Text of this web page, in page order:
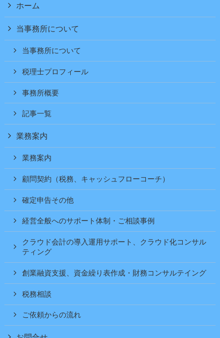
ホーム
当事務所について
当事務所について
税理士プロフィール
事務所概要
記事一覧
業務案内
業務案内
顧問契約（税務、キャッシュフローコーチ）
確定申告その他
経営全般へのサポート体制・ご相談事例
クラウド会計の導入運用サポート、クラウド化コンサル
ティング
創業融資支援、資金繰り表作成・財務コンサルテイング
税務相談
ご依頼からの流れ